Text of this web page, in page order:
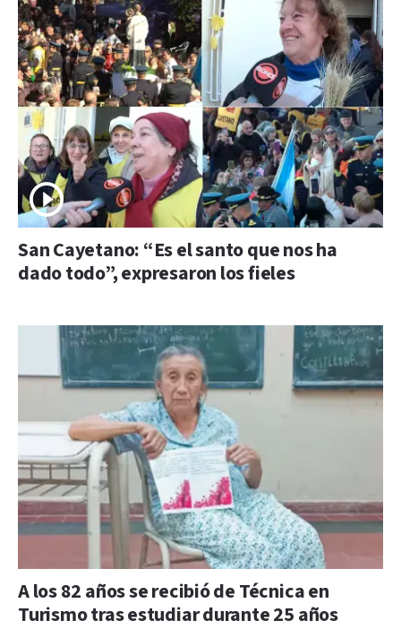
San Cayetano: “Es el santo que nos ha
dado todo”, expresaron los fieles
A los 82 años se recibió de Técnica en
Turismo tras estudiar durante 25 años